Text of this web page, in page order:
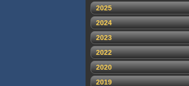
2025
2024
2023
2022
2020
2019